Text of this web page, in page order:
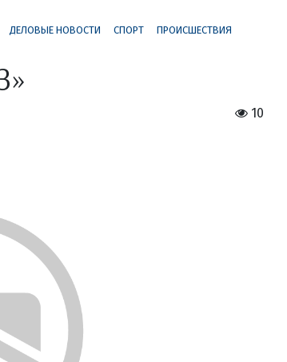
ДЕЛОВЫЕ НОВОСТИ СПОРТ ПРОИСШЕСТВИЯ
10